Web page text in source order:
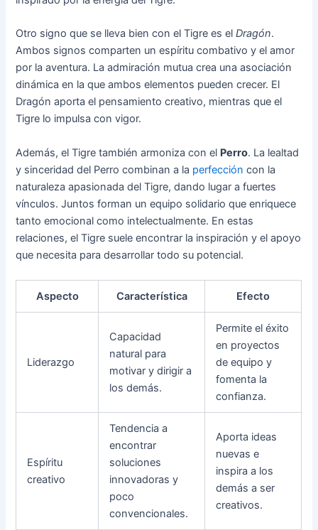
Otro signo que se lleva bien con el Tigre es elDragón.
Ambos signos comparten un espíritu combativo y el amor
por la aventura. La admiración mutua crea una asociación
dinámica en la que ambos elementos pueden crecer. El
Dragón aporta el pensamiento creativo, mientras que el
Tigre lo impulsa con vigor.
Además, el Tigre también armoniza con el Perro. La lealtad
y sinceridad del Perro combinan a la perfección con la
naturaleza apasionada del Tigre, dando lugar a fuertes
vínculos. Juntos forman un equipo solidario que enriquece
tanto emocional como intelectualmente. En estas
relaciones, el Tigre suele encontrar la inspiración y el apoyo
que necesita para desarrollar todo su potencial.
Aspecto Característica Efecto
Liderazgo
Capacidad
natural para
motivar y dirigir a
los demás.
Permite el éxito
en proyectos
de equipo y
fomenta la
confianza.
Espíritu
creativo
Tendencia a
encontrar
soluciones
innovadoras y
poco
convencionales.
Aporta ideas
nuevas e
inspira a los
demás a ser
creativos.